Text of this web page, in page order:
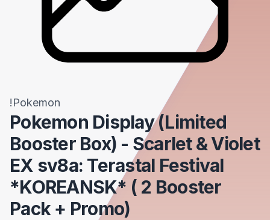
!Pokemon
Pokemon Display (Limited
Booster Box) - Scarlet & Violet
EX sv8a: Terastal Festival
*KOREANSK* ( 2 Booster
Pack + Promo)